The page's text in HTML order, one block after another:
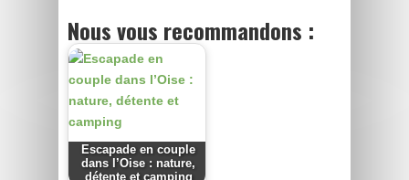
Nous vous recommandons :
Escapade en couple
dans l’Oise : nature,
détente et camping